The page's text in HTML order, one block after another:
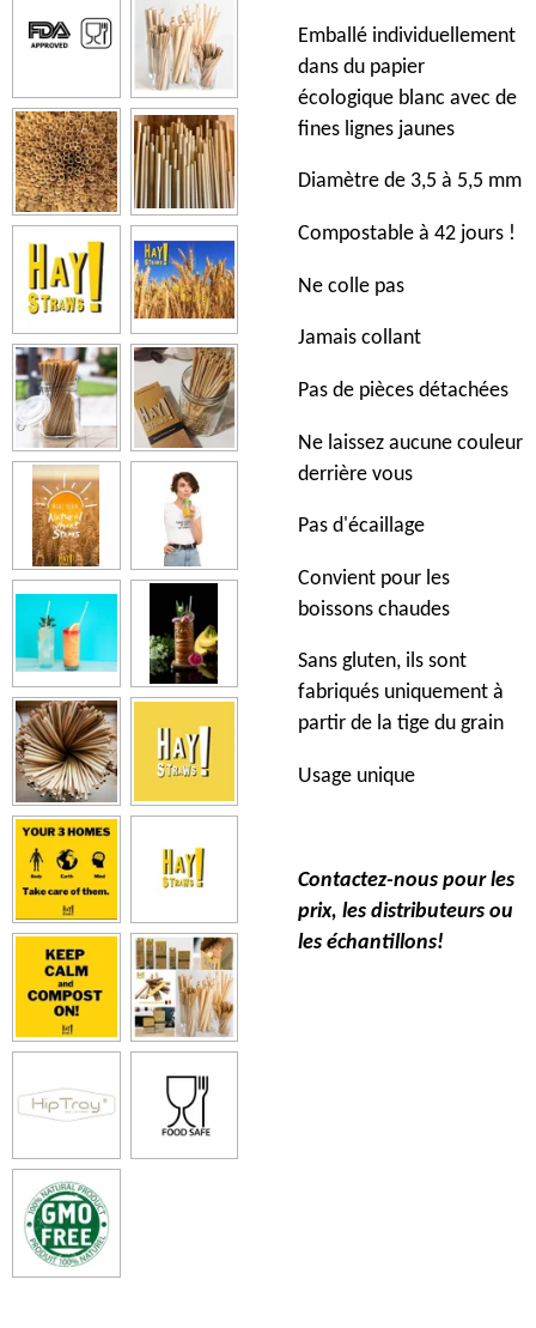
Emballé individuellement
dans du papier
écologique blanc avec de
fines lignes jaunes
Diamètre de 3,5 à 5,5 mm
Compostable à 42 jours !
Ne colle pas
Jamais collant
Pas de pièces détachées
Ne laissez aucune couleur
derrière vous
Pas d'écaillage
Convient pour les
boissons chaudes
Sans gluten, ils sont
fabriqués uniquement à
partir de la tige du grain
Usage unique
Contactez-nous pour les
prix, les distributeurs ou
les échantillons!